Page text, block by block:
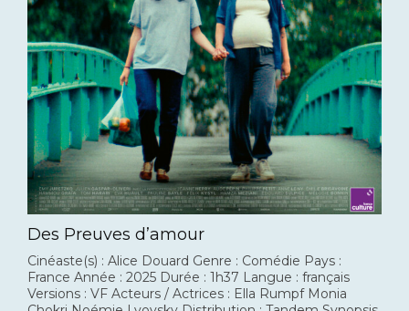
Des Preuves d’amour
Cinéaste(s) : Alice Douard Genre : Comédie Pays :
France Année : 2025 Durée : 1h37 Langue : français
Versions : VF Acteurs / Actrices : Ella Rumpf Monia